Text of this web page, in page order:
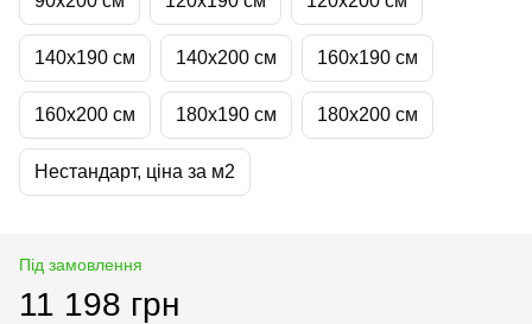
140х190 см 140х200 см 160х190 см
160х200 см 180х190 см 180х200 см
Нестандарт, ціна за м2
Під замовлення
11 198 грн